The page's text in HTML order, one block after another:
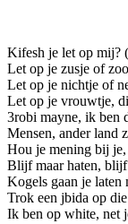
Kifesh je let op mij?
Let op je zusje of
Let op je nichtje of
Let op je vrouwtje,
3robi mayne, ik ben
Mensen, ander land
Hou je mening bij
Blijf maar haten, blijf
Kogels gaan je
Trok een jbida op
Ik ben op white, net